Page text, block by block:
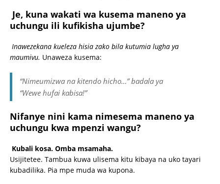
Je, kuna wakati wa kusema maneno ya
uchungu ili kufikisha ujumbe?
Inawezekana kueleza hisia zako bila kutumia lugha ya
maumivu. Unaweza kusema:
“Nimeumizwa na kitendo hicho…” badala ya
“Wewe hufai kabisa!”
Nifanye nini kama nimesema maneno ya
uchungu kwa mpenzi wangu?
Kubali kosa. Omba msamaha.
Usijitetee. Tambua kuwa ulisema kitu kibaya na uko tayari
kubadilika. Pia mpe muda wa kupona.